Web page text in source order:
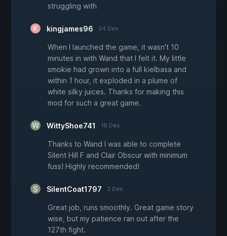
struggling with
kingjames96 24 Des
When I launched the game, it wasn't 10
minutes in with Wand that I felt it. My little
smokie had grown into a full kielbasa and
within 1 hour, it exploded in a plume of
white silky juices. Thanks for making this
mod for such a great game.
WittyShoe741 16 Des
Thanks to Wand I was able to complete
Silent Hill F and Clair Obscur with minimum
fuss! Highly recommended!
SilentCoat1797 2 Des
Great job, runs smoothly. Great game story
wise, but my patience ran out after the
127th fight.